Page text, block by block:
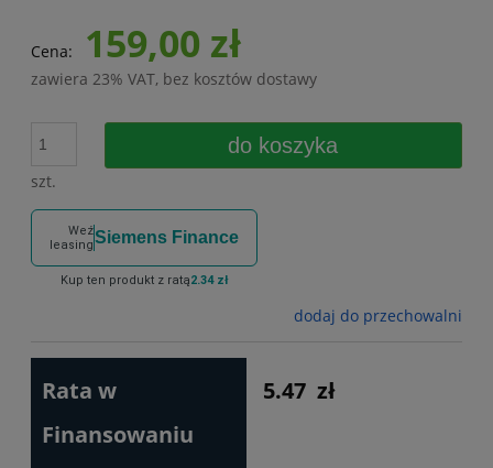
Cena: 159,00 zł
zawiera 23% VAT, bez kosztów dostawy
szt.
do koszyka
Weź
leasingSiemens Finance
Kup ten produkt z ratą2.34 zł
dodaj do przechowalni
Rata w
Finansowaniu
5.47 zł